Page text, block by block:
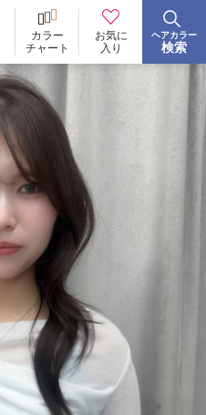
カラー
チャート
お気に
入り
ヘアカラー
検索
ィーカラー
高明度